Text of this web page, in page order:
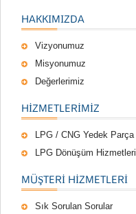
HAKKIMIZDA
Vizyonumuz
Misyonumuz
Değerlerimiz
HIZMETLERIMIZ
LPG / CNG Yedek Parça
LPG Dönüşüm Hizmetleri
MÜŞTERI HIZMETLERI
Sık Sorulan Sorular